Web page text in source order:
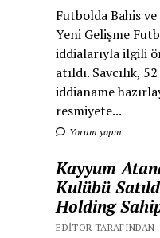
Futbolda Bahis
Yeni Gelişme
iddialarıyla ilgili
atıldı. Savcılık,
iddianame
resmiyete...
Yorum yapın
Kayyum
Kulübü
Holding
EDITOR TARAFINDAN